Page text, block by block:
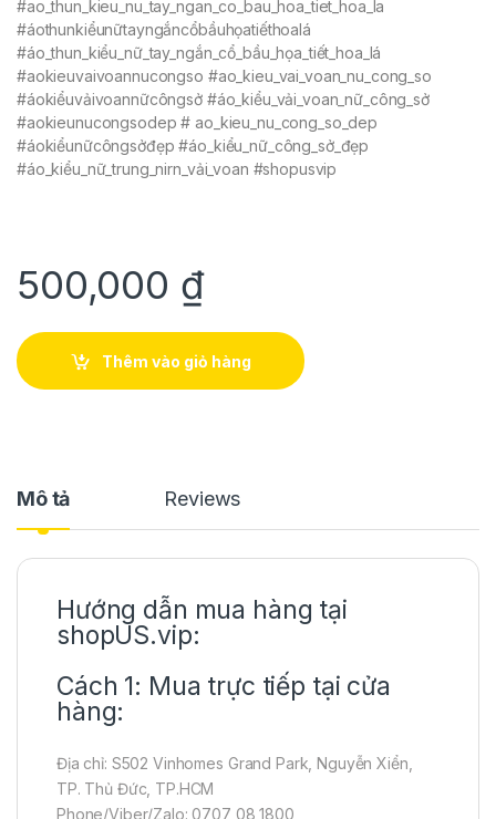
#ao_thun_kieu_nu_tay_ngan_co_bau_hoa_tiet_hoa_la
#áothunkiểunữtayngắncổbầuhọatiếthoalá
#áo_thun_kiểu_nữ_tay_ngắn_cổ_bầu_họa_tiết_hoa_lá
#aokieuvaivoannucongso #ao_kieu_vai_voan_nu_cong_so
#áokiểuvảivoannữcôngsở #áo_kiểu_vải_voan_nữ_công_sở
#aokieunucongsodep # ao_kieu_nu_cong_so_dep
#áokiểunữcôngsởđẹp #áo_kiểu_nữ_công_sở_đẹp
#áo_kiểu_nữ_trung_nirn_vải_voan #shopusvip
500,000 ₫
Thêm vào giỏ hàng
Mô tả Reviews
Hướng dẫn mua hàng tại
shopUS.vip:
Cách 1: Mua trực tiếp tại cửa
hàng:
Địa chỉ: S502 Vinhomes Grand Park, Nguyễn Xiển,
TP. Thủ Đức, TP.HCM
Phone/Viber/Zalo: 0707 08 1800